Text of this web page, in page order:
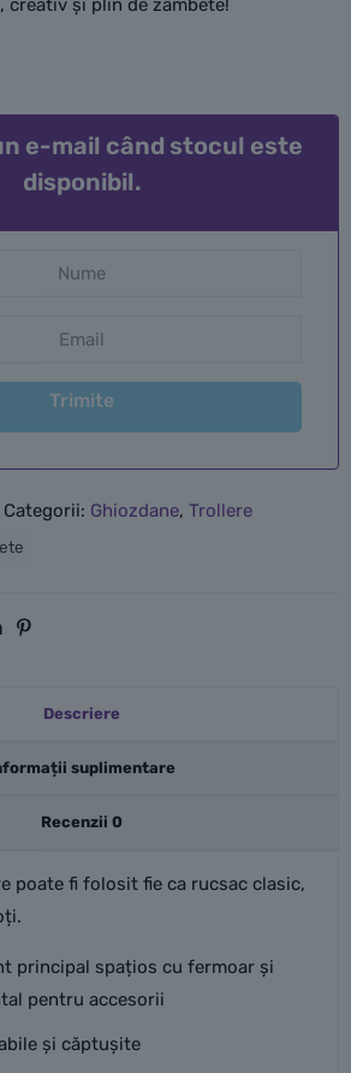
creativ și plin de zâmbete!
e-mail când stocul este
disponibil.
Trimite
Categorii: Ghiozdane, Trollere
Descriere
suplimentare
Recenzii 0
poate fi folosit fie ca rucsac clasic,
principal spațios cu fermoar și
pentru accesorii
și căptușite